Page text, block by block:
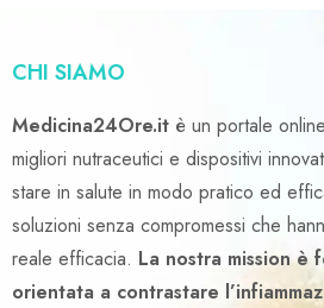
CHI SIAMO
Medicina24Ore.it è un portale
migliori nutraceutici e dispositivi
stare in salute in modo pratico ed
soluzioni senza compromessi che
reale efficacia. La nostra mission è
orientata a contrastare